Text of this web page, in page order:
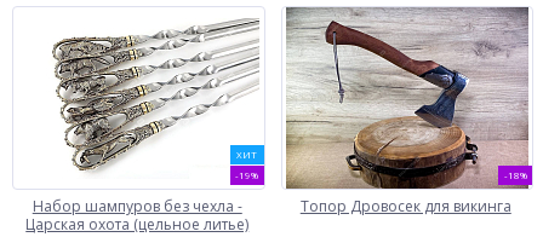
ХИТ
-19%
Набор шампуров без чехла -
Царская охота (цельное литье)
-18%
Топор Дровосек для викинга